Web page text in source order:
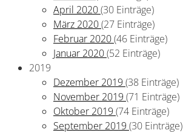
April 2020(30 Einträge)
März 2020(27 Einträge)
Februar 2020(46 Einträge)
Januar 2020(52 Einträge)
2019
Dezember 2019 (38 Einträge)
November 2019 (71 Einträge)
Oktober 2019 (74 Einträge)
September 2019 (30 Einträge)